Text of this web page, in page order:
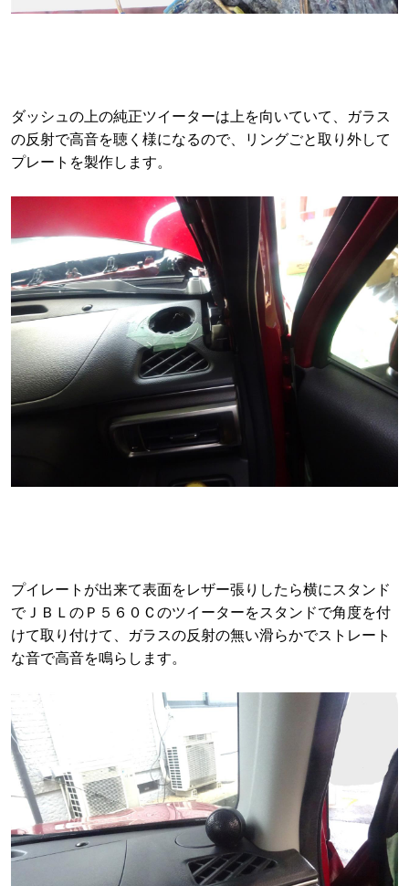
ダッシュの上の純正ツイーターは上を向いていて、ガラス
の反射で高音を聴く様になるので、リングごと取り外して
プレートを製作します。
プイレートが出来て表面をレザー張りしたら横にスタンド
でＪＢＬのＰ５６０Ｃのツイーターをスタンドで角度を付
けて取り付けて、ガラスの反射の無い滑らかでストレート
な音で高音を鳴らします。